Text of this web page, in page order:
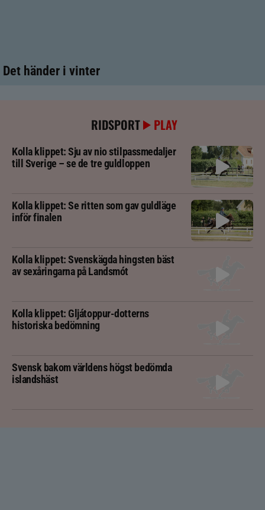
Det händer i vinter
RIDSPORT PLAY
Kolla klippet: Sju av nio stilpassmedaljer
till Sverige – se de tre guldloppen
Kolla klippet: Se ritten som gav guldläge
inför finalen
Kolla klippet: Svenskägda hingsten bäst
av sexåringarna på Landsmót
Kolla klippet: Gljátoppur-dotterns
historiska bedömning
Svensk bakom världens högst bedömda
islandshäst